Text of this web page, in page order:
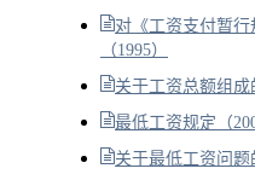
对《工资支付暂
（1995）
关于工资总额组成
最低工资规定（
关于最低工资问题